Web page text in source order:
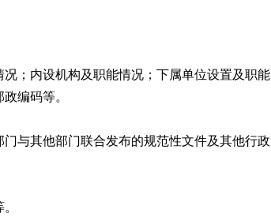
；内设机构及职能情况；下属单位设置及职能
编码等。
与其他部门联合发布的规范性文件及其他行政